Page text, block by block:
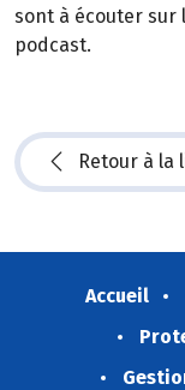
sont à écouter sur
podcast.
Retour à la
Accueil